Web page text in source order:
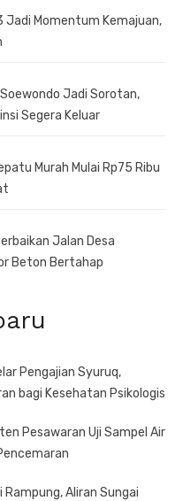
Jadi Momentum Kemajuan,
Jadi Sorotan,
Segera Keluar
Murah Mulai Rp75 Ribu
Jalan Desa
Beton Bertahap
Pengajian Syuruq,
bagi Kesehatan Psikologis
Pesawaran Uji Sampel Air
Rampung, Aliran Sungai